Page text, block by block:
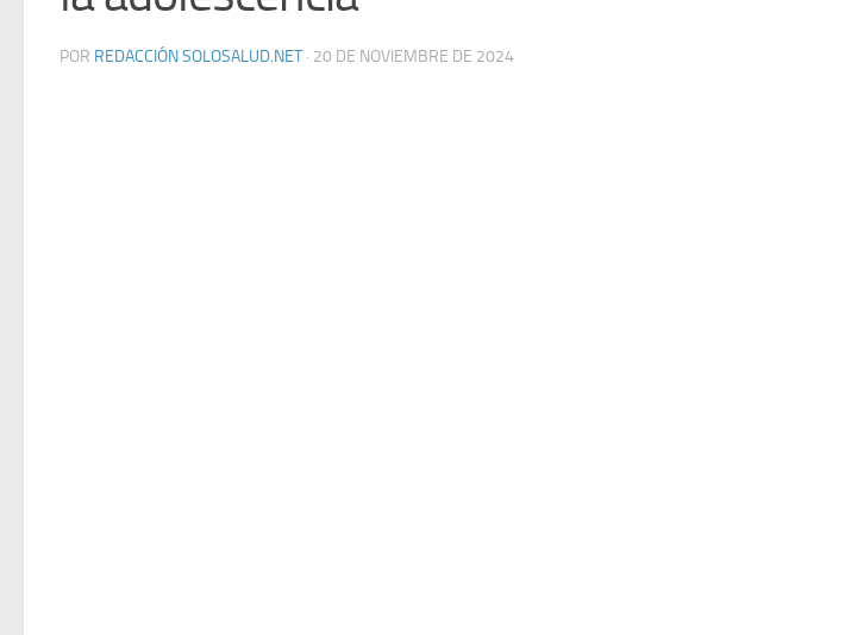
POR REDACCIÓN SOLOSALUD.NET · 20 DE NOVIEMBRE DE 2024